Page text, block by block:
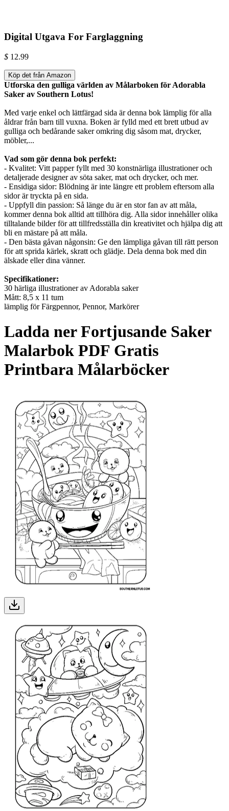
Digital Utgava For Farglaggning
$ 12.99
Köp det från Amazon
Utforska den gulliga världen av Målarboken för Adorabla
Saker av Southern Lotus!
Med varje enkel och lättfärgad sida är denna bok lämplig för alla
åldrar från barn till vuxna. Boken är fylld med ett brett utbud av
gulliga och bedårande saker omkring dig såsom mat, drycker,
möbler,...
Vad som gör denna bok perfekt:
- Kvalitet: Vitt papper fyllt med 30 konstnärliga illustrationer och
detaljerade designer av söta saker, mat och drycker, och mer.
- Ensidiga sidor: Blödning är inte längre ett problem eftersom alla
sidor är tryckta på en sida.
- Uppfyll din passion: Så länge du är en stor fan av att måla,
kommer denna bok alltid att tillhöra dig. Alla sidor innehåller olika
tilltalande bilder för att tillfredsställa din kreativitet och hjälpa dig att
bli en mästare på att måla.
- Den bästa gåvan någonsin: Ge den lämpliga gåvan till rätt person
för att sprida kärlek, skratt och glädje. Dela denna bok med din
älskade eller dina vänner.
Specifikationer:
30 härliga illustrationer av Adorabla saker
Mått: 8,5 x 11 tum
lämplig för Färgpennor, Pennor, Markörer
Ladda ner Fortjusande Saker
Malarbok PDF Gratis
Printbara Målarböcker